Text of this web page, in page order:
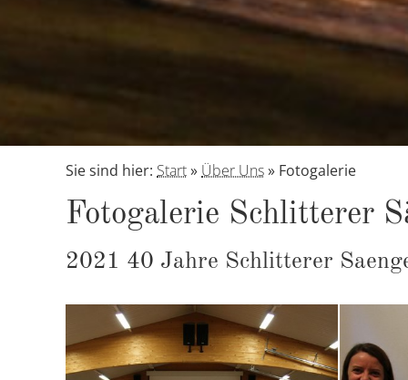
Sie sind hier: Start» Über Uns» Fotogalerie
Fo­to­ga­le­rie Schlit­te­rer
2021 40 Jah­re Schlit­te­rer